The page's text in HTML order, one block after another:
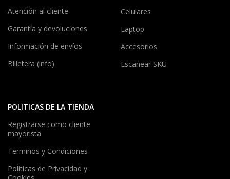
Atención al cliente
Garantía y devoluciones
Información de envíos
Billetera (info)
Celulares
Laptop
Accesorios
Escanear SKU
POLITICAS DE LA TIENDA
Registrarse como cliente
mayorista
Terminos y Condiciones
Políticas de Privacidad y